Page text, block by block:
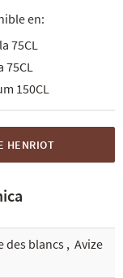
en:
75CL
75CL
150CL
HENRIOT
des blancs , Avize